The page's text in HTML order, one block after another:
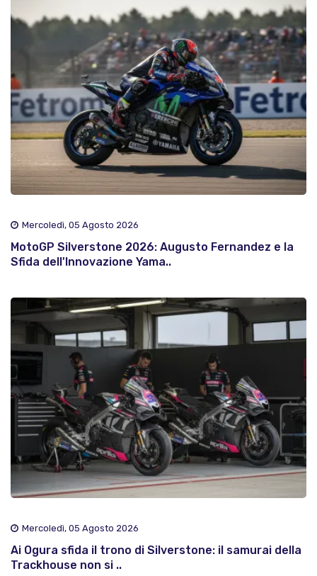
Mercoledì, 05 Agosto 2026
MotoGP Silverstone 2026: Augusto Fernandez e la
Sfida dell'Innovazione Yama..
Mercoledì, 05 Agosto 2026
Ai Ogura sfida il trono di Silverstone: il samurai della
Trackhouse non si ..